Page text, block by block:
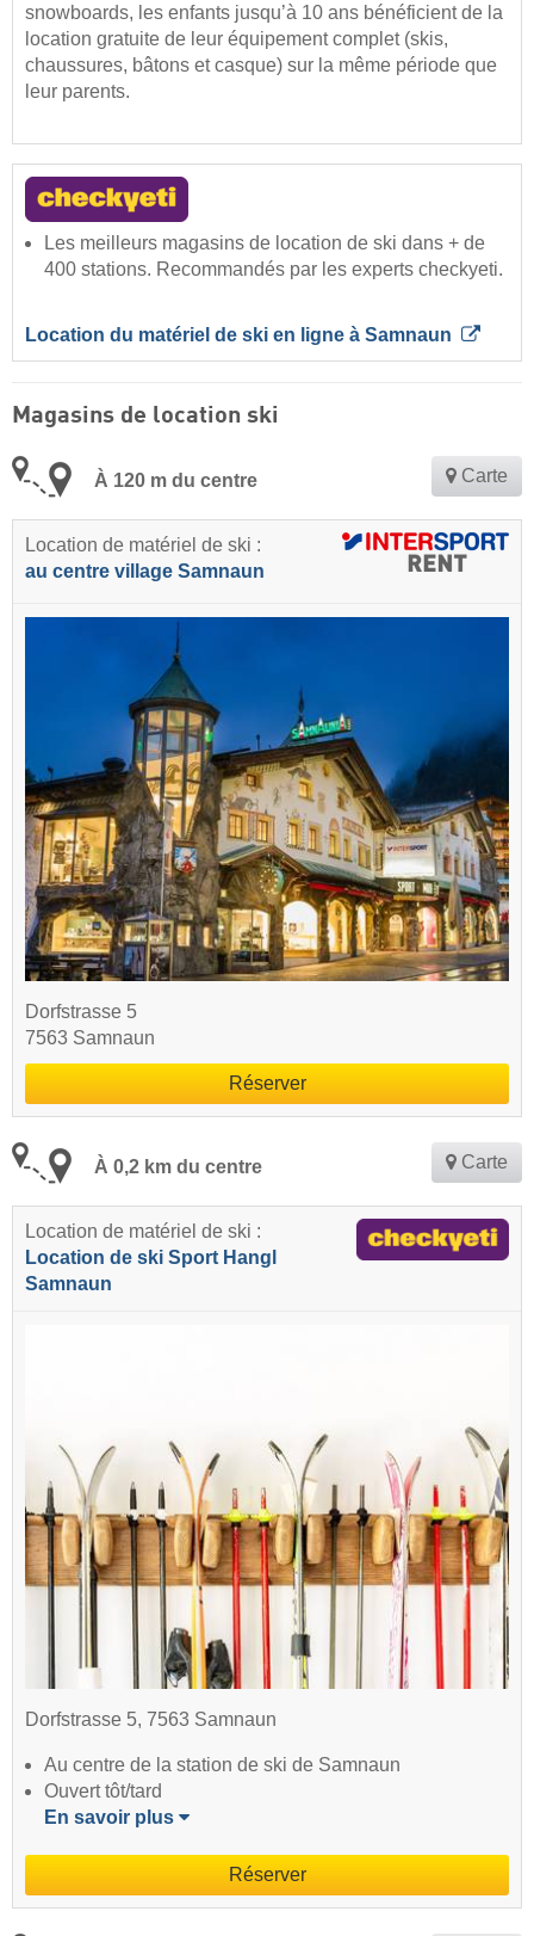
snowboards, les enfants jusqu’à 10 ans bénéficient de la
location gratuite de leur équipement complet (skis,
chaussures, bâtons et casque) sur la même période que
leur parents.
Les meilleurs magasins de location de ski dans + de
400 stations. Recommandés par les experts checkyeti.
Location du matériel de ski en ligne à Samnaun
Magasins de location ski
À 120 m du centre Carte
Location de matériel de ski :
au centre village Samnaun
Dorfstrasse 5
7563 Samnaun
Réserver
À 0,2 km du centre Carte
Location de matériel de ski :
Location de ski Sport Hangl
Samnaun
Dorfstrasse 5, 7563 Samnaun
Au centre de la station de ski de Samnaun
Ouvert tôt/tard
En savoir plus
Réserver